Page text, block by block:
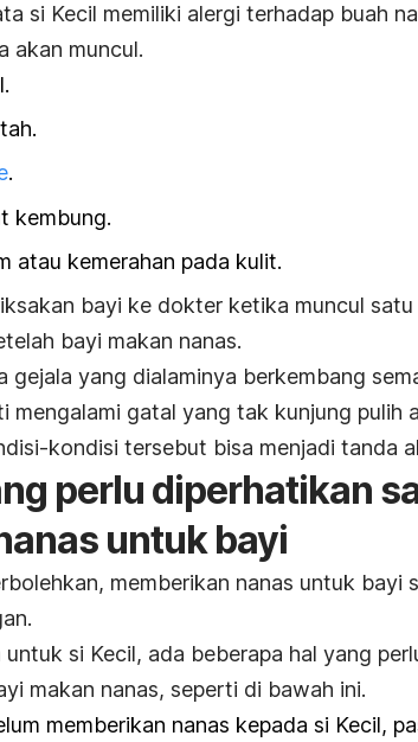
si Kecil memiliki alergi terhadap buah
akan muncul.
.
kembung.
atau kemerahan pada kulit.
bayi ke dokter ketika muncul
bayi makan nanas.
gejala yang dialaminya berkembang
mengalami gatal yang tak kunjung pulih
kondisi tersebut bisa menjadi tanda
perlu diperhatikan
untuk bayi
memberikan nanas untuk bayi
untuk si Kecil, ada beberapa hal yang
makan nanas, seperti di bawah ini.
memberikan nanas kepada si Kecil,